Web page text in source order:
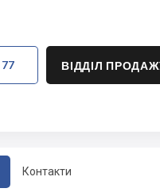
Контакти
ВІДДІЛ